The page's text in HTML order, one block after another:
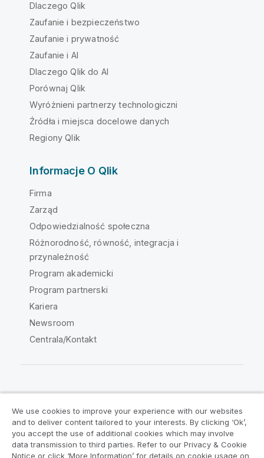
Dlaczego Qlik
Zaufanie i bezpieczeństwo
Zaufanie i prywatność
Zaufanie i AI
Dlaczego Qlik do AI
Porównaj Qlik
Wyróżnieni partnerzy technologiczni
Źródła i miejsca docelowe danych
Regiony Qlik
Informacje O Qlik
Firma
Zarząd
Odpowiedzialność społeczna
Różnorodność, równość, integracja i
przynależność
Program akademicki
Program partnerski
Kariera
Newsroom
Centrala/Kontakt
Umowy prawne
Warunki produktu
Legal Policies
Legal Policies
We use cookies to improve your experience with our websites
and to deliver content tailored to your interests. By clicking ‘Ok’,
you accept the use of additional cookies which may involve
data transmission to third parties. Refer to our Privacy & Cookie
Notice or click ‘More Information’ for details on cookie usage on